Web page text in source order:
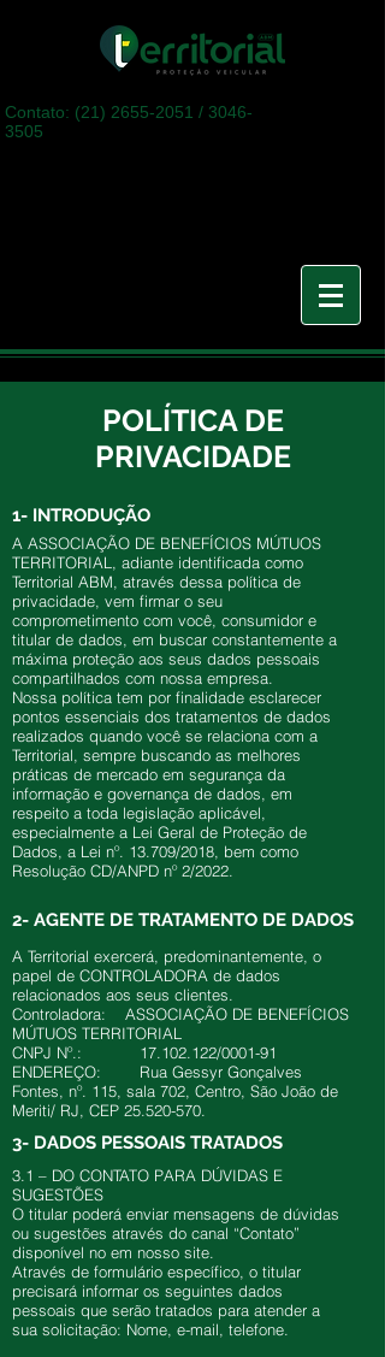
Contato: (21) 2655-2051 / 3046-
3505
POLÍTICA DE
PRIVACIDADE
1- INTRODUÇÃO
A ASSOCIAÇÃO DE BENEFÍCIOS MÚTUOS
TERRITORIAL, adiante identificada como
Territorial ABM, através dessa política de
privacidade, vem firmar o seu
comprometimento com você, consumidor e
titular de dados, em buscar constantemente a
máxima proteção aos seus dados pessoais
compartilhados com nossa empresa.
Nossa política tem por finalidade esclarecer
pontos essenciais dos tratamentos de dados
realizados quando você se relaciona com a
Territorial, sempre buscando as melhores
práticas de mercado em segurança da
informação e governança de dados, em
respeito a toda legislação aplicável,
especialmente a Lei Geral de Proteção de
Dados, a Lei nº. 13.709/2018, bem como
Resolução CD/ANPD nº 2/2022.
2- AGENTE DE TRATAMENTO DE DADOS
A Territorial exercerá, predominantemente, o
papel de CONTROLADORA de dados
relacionados aos seus clientes.
Controladora: ASSOCIAÇÃO DE BENEFÍCIOS
MÚTUOS TERRITORIAL
CNPJ Nº.: 17.102.122/0001-91
ENDEREÇO: Rua Gessyr Gonçalves
Fontes, nº. 115, sala 702, Centro, São João de
Meriti/ RJ, CEP 25.520-570
3- DADOS PESSOAIS TRATADOS
3.1 – DO CONTATO PARA DÚVIDAS E
SUGESTÕES
O titular poderá enviar mensagens de dúvidas
ou sugestões através do canal “Contato”
disponível no em nosso site.
Através de formulário específico, o titular
precisará informar os seguintes dados
pessoais que serão tratados para atender a
sua solicitação: Nome, e-mail, telefone.